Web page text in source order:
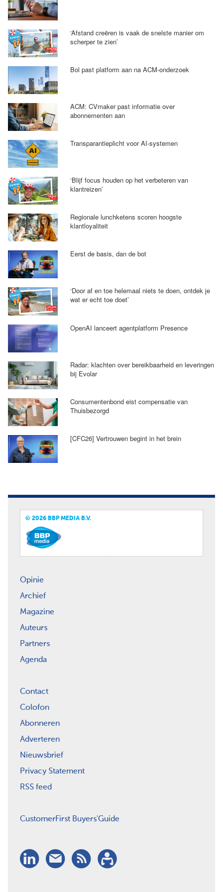
‘Afstand creëren is vaak de snelste manier om
scherper te zien’
Bol past platform aan na ACM-onderzoek
ACM: CVmaker past informatie over
abonnementen aan
Transparantieplicht voor AI-systemen
‘Blijf focus houden op het verbeteren van
klantreizen’
Regionale lunchketens scoren hoogste
klantloyaliteit
Eerst de basis, dan de bot
‘Door af en toe helemaal niets te doen, ontdek je
wat er echt toe doet’
OpenAI lanceert agentplatform Presence
Radar: klachten over bereikbaarheid en leveringen
bij Evolar
Consumentenbond eist compensatie van
Thuisbezorgd
[CFC26] Vertrouwen begint in het brein
© 2026 BBP MEDIA B.V.
Opinie
Archief
Magazine
Auteurs
Partners
Agenda
Contact
Colofon
Abonneren
Adverteren
Nieuwsbrief
Privacy Statement
RSS feed
CustomerFirst Buyers'Guide
LinkedIn
Nieuwsbrief
RSSAbonneren